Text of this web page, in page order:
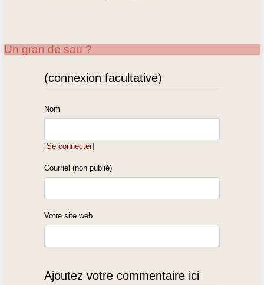
> si... O au mensh, que n'avè gahat l'esprit ?
> En Alemanha, la reforma protestanta qu'a
> dens la fixacion d'un aleman estandard, per
la difusion d'ua Bibla en aleman.
> Tederic
http://fr.groups.yahoo.com/group/Gasconha-
Un gran de sau ?
(connexion facultative)
Nom
[Se connecter]
Courriel (non publié)
Votre site web
Ajoutez votre commentaire ici